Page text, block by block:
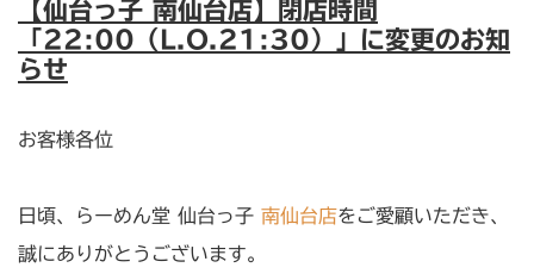
【仙台っ子 南仙台店】閉店時間
「22:00（L.O.21:30）」に変更のお知
らせ
お客様各位
日頃、らーめん堂 仙台っ子 南仙台店をご愛顧いただき、
誠にありがとうございます。